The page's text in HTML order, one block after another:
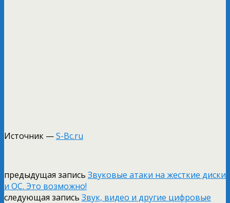
Источник —S-Bc.ru
предыдущая запись Звуковые атаки на жесткие диски
и ОС. Это возможно!
следующая запись Звук, видео и другие цифровые